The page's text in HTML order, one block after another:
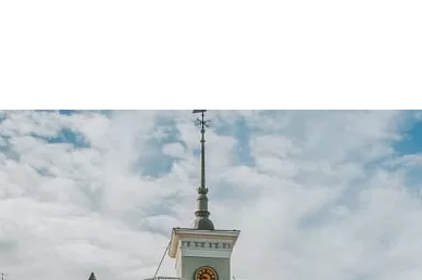
(сувениры)
О регионе
Общая